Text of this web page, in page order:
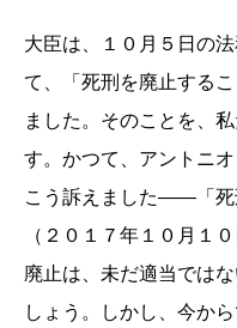
大臣は、１０月５日の
て、「死刑を廃止する
ました。そのことを、
す。かつて、アントニ
こう訴えました――「死
（２０１７年１０月１
廃止は、未だ適当では
しょう。しかし、今か